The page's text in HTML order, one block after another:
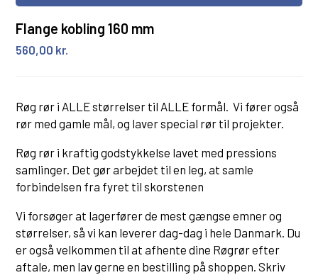
Flange kobling 160 mm
560,00 kr.
Røg rør i ALLE størrelser til ALLE formål. Vi fører også
rør med gamle mål, og laver special rør til projekter.
Røg rør i kraftig godstykkelse lavet med pressions
samlinger. Det gør arbejdet til en leg, at samle
forbindelsen fra fyret til skorstenen
Vi forsøger at lagerfører de mest gængse emner og
størrelser, så vi kan leverer dag-dag i hele Danmark. Du
er også velkommen til at afhente dine Røgrør efter
aftale, men lav gerne en bestilling på shoppen. Skriv